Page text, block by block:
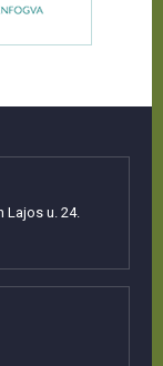
Lajos u. 24.